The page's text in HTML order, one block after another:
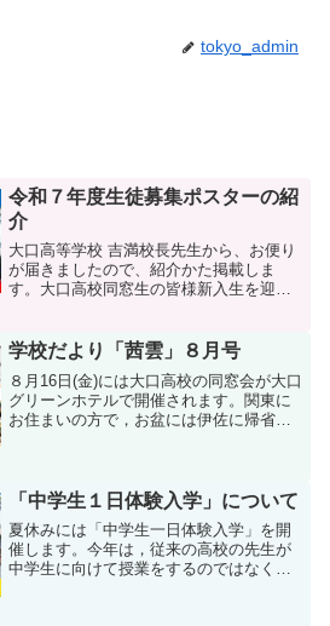
tokyo_admin
令和７年度生徒募集ポスターの紹
介
大口高等学校 吉満校長先生から、お便り
が届きましたので、紹介かた掲載しま
す。大口高校同窓生の皆様新入生を迎
は、久しぶりに鹿児島大学の医学部医学
科に合格者が出ました。地域医...
学校だより「茜雲」８月号
８月16日(金)には大口高校の同窓会が大口
グリーンホテルで開催されます。関東に
お住まいの方で，お盆には伊佐に帰省さ
す。平成４年に高校...
「中学生１日体験入学」について
夏休みには「中学生一日体験入学」を開
催します。今年は，従来の高校の先生が
中学生に向けて授業をするのではなく，